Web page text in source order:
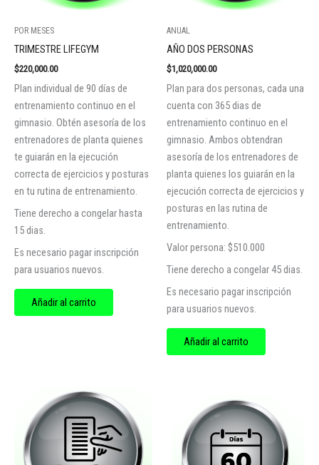
POR MESES
TRIMESTRE LIFEGYM
$220,000.00
Plan individual de 90 días de
entrenamiento continuo en el
gimnasio. Obtén asesoría de los
entrenadores de planta quienes
te guiarán en la ejecución
correcta de ejercicios y posturas
en tu rutina de entrenamiento.
Tiene derecho a congelar hasta
15 dias.
Es necesario pagar inscripción
para usuarios nuevos.
Añadir al carrito
ANUAL
AÑO DOS PERSONAS
$1,020,000.00
Plan para dos personas, cada una
cuenta con 365 dias de
entrenamiento continuo en el
gimnasio. Ambos obtendran
asesoría de los entrenadores de
planta quienes los guiarán en la
ejecución correcta de ejercicios y
posturas en las rutina de
entrenamiento.
Valor persona: $510.000
Tiene derecho a congelar 45 dias.
Es necesario pagar inscripción
para usuarios nuevos.
Añadir al carrito